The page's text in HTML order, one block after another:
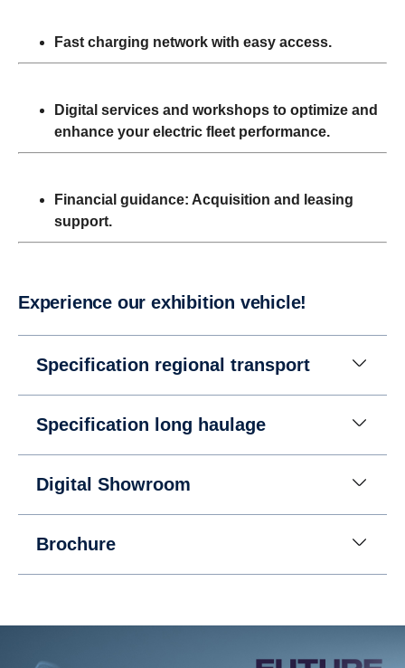
Fast charging network with easy access.
Digital services and workshops to optimize and
enhance your electric fleet performance.
Financial guidance: Acquisition and leasing
support.
Experi­ence our exhibi­tion vehicle!
Specification regional transport
Specification long haulage
Digital Showroom
Brochure